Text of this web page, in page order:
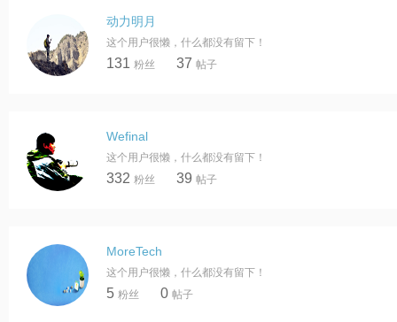
动力明月
这个用户很懒，什么都没有留下！
131 粉丝 37 帖子
Wefinal
这个用户很懒，什么都没有留下！
332 粉丝 39 帖子
MoreTech
这个用户很懒，什么都没有留下！
5 粉丝 0 帖子